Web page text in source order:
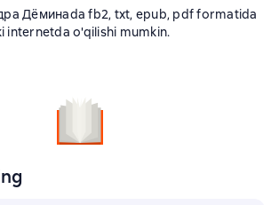
Дёминаda fb2, txt, epub, pdf formatida
internetda o'qilishi mumkin.